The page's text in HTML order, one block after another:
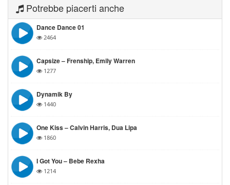
Potrebbe piacerti anche
Dance Dance 01
2464
Capsize – Frenship, Emily Warren
1277
Dynamik By
1440
One Kiss – Calvin Harris, Dua Lipa
1860
I Got You – Bebe Rexha
1214